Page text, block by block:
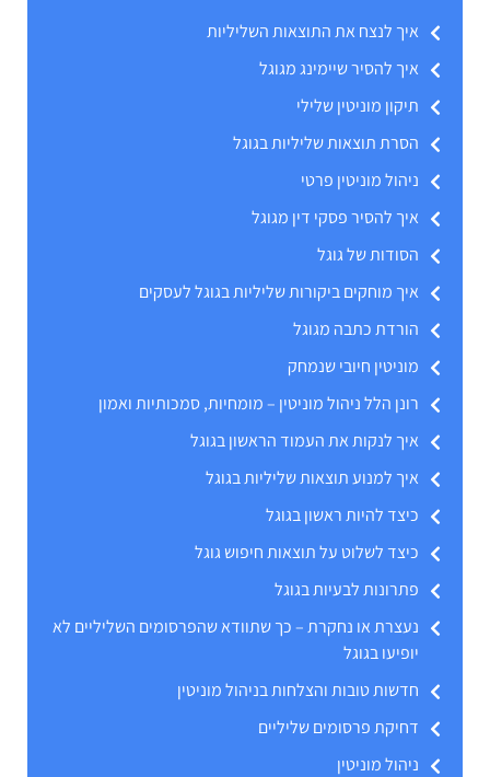
איך לנצח את התוצאות השליליות
איך להסיר שיימינג מגוגל
תיקון מוניטין שלילי
הסרת תוצאות שליליות בגוגל
ניהול מוניטין פרטי
איך להסיר פסקי דין מגוגל
הסודות של גוגל
איך מוחקים ביקורות שליליות בגוגל לעסקים
הורדת כתבה מגוגל
מוניטין חיובי שנמחק
רונן הלל ניהול מוניטין – מומחיות, סמכותיות ואמון
איך לנקות את העמוד הראשון בגוגל
איך למנוע תוצאות שליליות בגוגל
כיצד להיות ראשון בגוגל
כיצד לשלוט על תוצאות חיפוש גוגל
פתרונות לבעיות בגוגל
נעצרת או נחקרת – כך שתוודא שהפרסומים השליליים לא
יופיעו בגוגל
חדשות טובות והצלחות בניהול מוניטין
דחיקת פרסומים שליליים
ניהול מוניטין